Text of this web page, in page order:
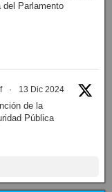
del Parlamento
· 13 Dic 2024
de la
Pública